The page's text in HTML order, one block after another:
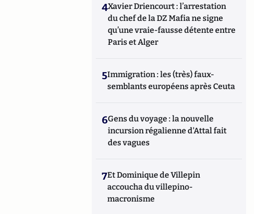
4Xavier Driencourt : l’arrestation
du chef de la DZ Mafia ne signe
qu’une vraie-fausse détente entre
Paris et Alger
5Immigration : les (très) faux-
semblants européens après Ceuta
6Gens du voyage : la nouvelle
incursion régalienne d'Attal fait
des vagues
7Et Dominique de Villepin
accoucha du villepino-
macronisme